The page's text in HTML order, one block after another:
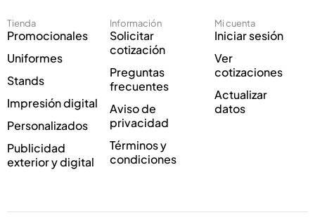
n
i
o
*
n
i
c
o
*
Tienda
Promocionales
Uniformes
Stands
Impresión digital
Personalizados
Publicidad
exterior y digital
Información
Solicitar
cotización
Preguntas
frecuentes
Aviso de
privacidad
Términos y
condiciones
Mi cuenta
Iniciar sesión
Ver
cotizaciones
Actualizar
datos